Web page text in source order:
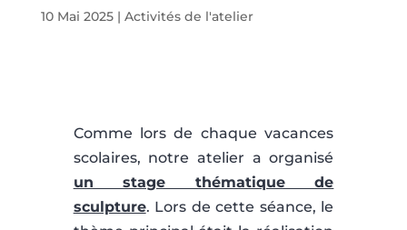
10 Mai 2025| Activités de l'atelier
Comme lors de chaque vacances
scolaires, notre atelier a organisé
un stage thématique de
sculpture. Lors de cette séance, le